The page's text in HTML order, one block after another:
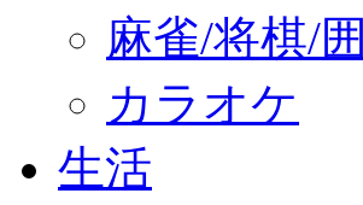
麻雀/将棋/
カラオケ
生活